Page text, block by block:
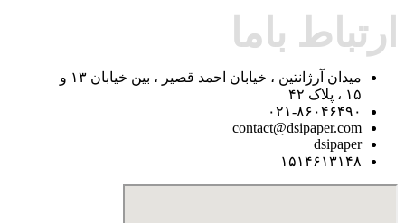
ارتباط باما
میدان آرژانتین ، خیابان احمد قصیر ، بین خیابان ۱۳ و
۱۵ ، پلاک ۴۲
۰۲۱-۸۶۰۴۶۴۹۰
contact@dsipaper.com
dsipaper
۱۵۱۴۶۱۳۱۴۸